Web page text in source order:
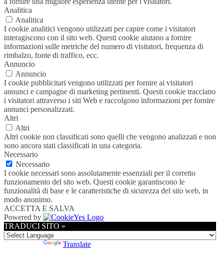
Analitica
Analitica
I cookie analitici vengono utilizzati per capire come i visitatori
interagiscono con il sito web. Questi cookie aiutano a fornire
informazioni sulle metriche del numero di visitatori, frequenza di
rimbalzo, fonte di traffico, ecc.
Annuncio
Annuncio
I cookie pubblicitari vengono utilizzati per fornire ai visitatori
annunci e campagne di marketing pertinenti. Questi cookie tracciano
i visitatori attraverso i siti Web e raccolgono informazioni per fornire
annunci personalizzati.
Altri
Altri
Altri cookie non classificati sono quelli che vengono analizzati e non
sono ancora stati classificati in una categoria.
Necessario
Necessario
I cookie necessari sono assolutamente essenziali per il corretto
funzionamento del sito web. Questi cookie garantiscono le
funzionalità di base e le caratteristiche di sicurezza del sito web, in
modo anonimo.
ACCETTA E SALVA
Powered by
TRADUCI SITO »
Translate